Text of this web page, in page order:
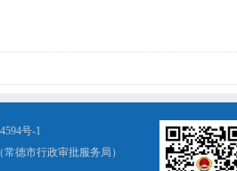
号-1
德市行政审批服务局）